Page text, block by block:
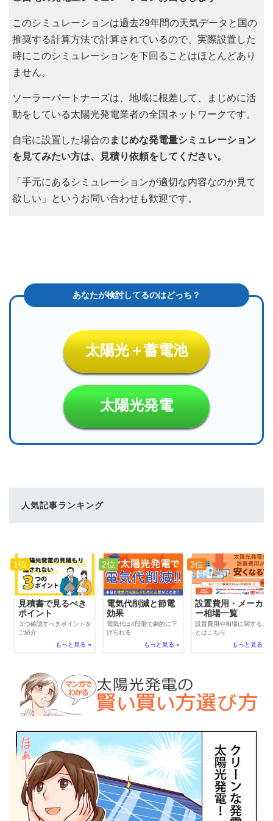
このシミュレーションは過去29年間の天気データと国の
推奨する計算方法で計算されているので、実際設置した
時にこのシミュレーションを下回ることはほとんどあり
ません。
ソーラーパートナーズは、地域に根差して、まじめに活
動をしている太陽光発電業者の全国ネットワークです。
自宅に設置した場合のまじめな発電量シミュレーション
を見てみたい方は、見積り依頼をしてください。
「手元にあるシミュレーションが適切な内容なのか見て
欲しい」というお問い合わせも歓迎です。
太陽光＋蓄電池
太陽光発電
人気記事ランキング
1位
見積書で見るべき
ポイント
３つ確認すべきポイントを
ご紹介
もっと見る »
2位
電気代削減と節電
効果
電気代は4段階で劇的に下
げられる
もっと見る »
3位
設置費用・メーカ
ー相場一覧
設置費用や相場に関するこ
とはこちら
もっと見る »